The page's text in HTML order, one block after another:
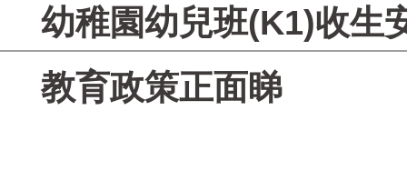
幼稚園幼兒班(K1)收生
教育政策正面睇